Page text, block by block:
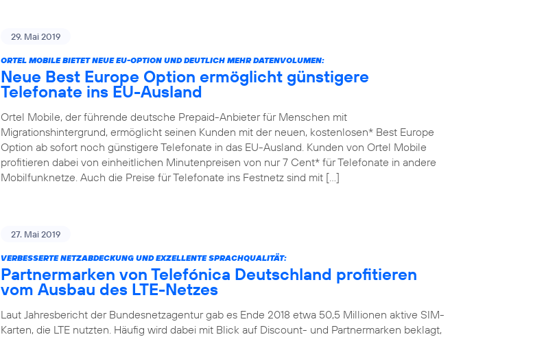
29. Mai 2019
ORTEL MOBILE BIETET NEUE EU-OPTION UND DEUTLICH MEHR DATENVOLUMEN:
Neue Best Europe Option ermöglicht günstigere
Telefonate ins EU-Ausland
Ortel Mobile, der führende deutsche Prepaid-Anbieter für Menschen mit
Migrationshintergrund, ermöglicht seinen Kunden mit der neuen, kostenlosen* Best Europe
Option ab sofort noch günstigere Telefonate in das EU-Ausland. Kunden von Ortel Mobile
profitieren dabei von einheitlichen Minutenpreisen von nur 7 Cent* für Telefonate in andere
Mobilfunknetze. Auch die Preise für Telefonate ins Festnetz sind mit […]
27. Mai 2019
VERBESSERTE NETZABDECKUNG UND EXZELLENTE SPRACHQUALITÄT:
Partnermarken von Telefónica Deutschland profitieren
vom Ausbau des LTE-Netzes
Laut Jahresbericht der Bundesnetzagentur gab es Ende 2018 etwa 50,5 Millionen aktive SIM-
Karten, die LTE nutzten. Häufig wird dabei mit Blick auf Discount- und Partnermarken beklagt,